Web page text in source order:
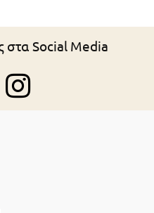
στα Social Media